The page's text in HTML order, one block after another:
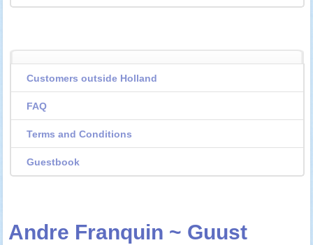
Customers outside Holland
FAQ
Terms and Conditions
Guestbook
Andre Franquin ~ Guust